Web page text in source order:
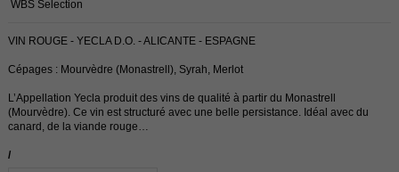
WBS Selection
VIN ROUGE - YECLA D.O. - ALICANTE - ESPAGNE
Cépages : Mourvèdre (Monastrell), Syrah, Merlot
L’Appellation Yecla produit des vins de qualité à partir du Monastrell
(Mourvèdre). Ce vin est structuré avec une belle persistance. Idéal avec du
canard, de la viande rouge…
/